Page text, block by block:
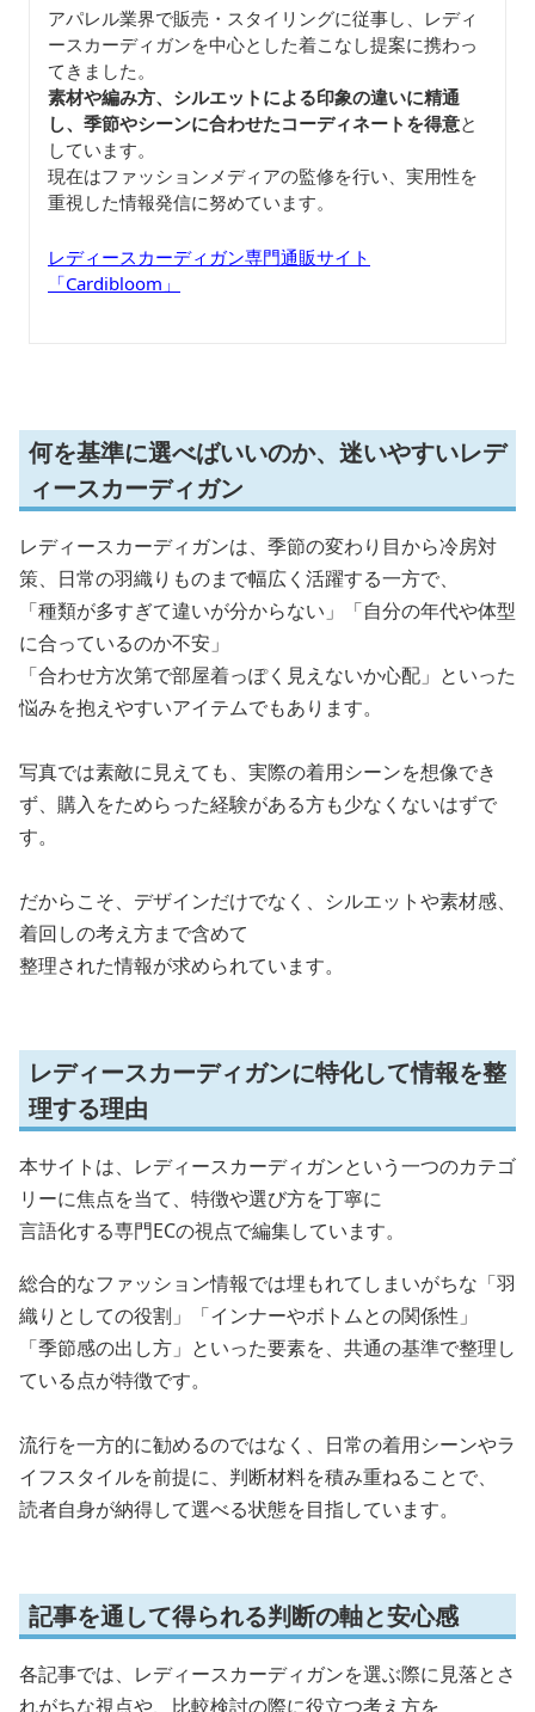
アパレル業界で販売・スタイリングに従事し、レディ
ースカーディガンを中心とした着こなし提案に携わっ
てきました。
素材や編み方、シルエットによる印象の違いに精通
し、季節やシーンに合わせたコーディネートを得意と
しています。
現在はファッションメディアの監修を行い、実用性を
重視した情報発信に努めています。
レディースカーディガン専門通販サイト
「Cardibloom」
何を基準に選べばいいのか、迷いやすいレデ
ィースカーディガン
レディースカーディガンは、季節の変わり目から冷房対
策、日常の羽織りものまで幅広く活躍する一方で、
「種類が多すぎて違いが分からない」「自分の年代や体型
に合っているのか不安」
「合わせ方次第で部屋着っぽく見えないか心配」といった
悩みを抱えやすいアイテムでもあります。
写真では素敵に見えても、実際の着用シーンを想像でき
ず、購入をためらった経験がある方も少なくないはずで
す。
だからこそ、デザインだけでなく、シルエットや素材感、
着回しの考え方まで含めて
整理された情報が求められています。
レディースカーディガンに特化して情報を整
理する理由
本サイトは、レディースカーディガンという一つのカテゴ
リーに焦点を当て、特徴や選び方を丁寧に
言語化する専門ECの視点で編集しています。
総合的なファッション情報では埋もれてしまいがちな「羽
織りとしての役割」「インナーやボトムとの関係性」
「季節感の出し方」といった要素を、共通の基準で整理し
ている点が特徴です。
流行を一方的に勧めるのではなく、日常の着用シーンやラ
イフスタイルを前提に、判断材料を積み重ねることで、
読者自身が納得して選べる状態を目指しています。
記事を通して得られる判断の軸と安心感
各記事では、レディースカーディガンを選ぶ際に見落とさ
れがちな視点や、比較検討の際に役立つ考え方を